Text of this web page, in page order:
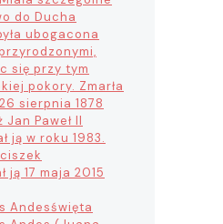
do Ducha
ubogacona
się przy tym
pokory. Zmarła
sierpnia 1878
Paweł II
ją w roku 1983.
ją 17 maja 2015
Andesświęta